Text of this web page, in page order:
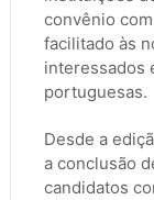
convênio
facilitado às
interessados
portuguesas.
Desde a
a conclusão
candidatos